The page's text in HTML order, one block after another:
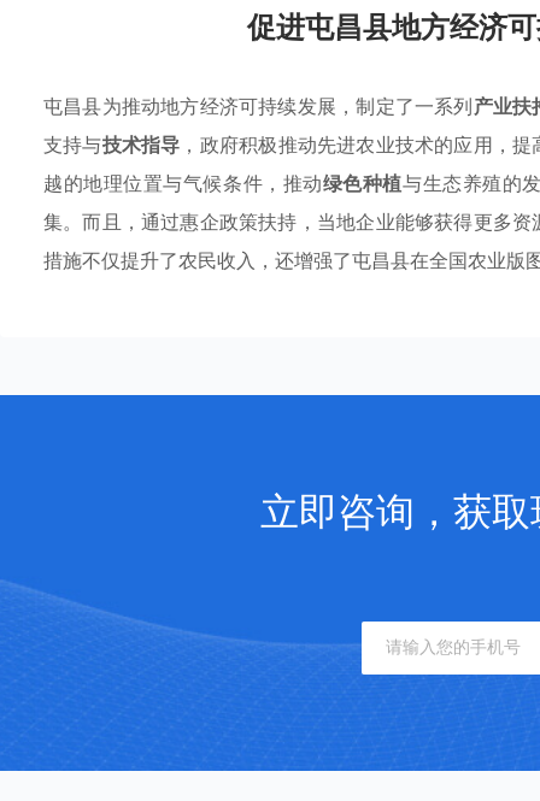
促进屯昌县地方经济
屯昌县为推动地方经济可持续发展，制定了一系列产业扶
支持与技术指导 ，政府积极推动先进农业技术的应用，
越的地理位置与气候条件，推动绿色种植与生态养殖的
集。而且，通过惠企政策扶持，当地企业能够获得更多
措施不仅提升了农民收入，还增强了屯昌县在全国农业版
立即咨询，获